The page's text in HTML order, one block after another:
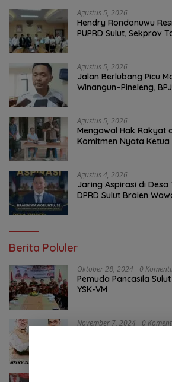
Agustus 5, 2026
Hendry Rondonuwu
PUPRD Sulut, Sekprov
Agustus 5, 2026
Jalan Berlubang Picu
Winangun–Pineleng,
Agustus 5, 2026
Mengawal Hak Rakyat
Komitmen Nyata Ketua
Agustus 4, 2026
Jaring Aspirasi di Desa
DPRD Sulut Braien
Berita Poluler
Oktober 28, 2024 0
Pemuda Pancasila
YSK-VM
November 7, 2024 0
46,74% Kalahkan